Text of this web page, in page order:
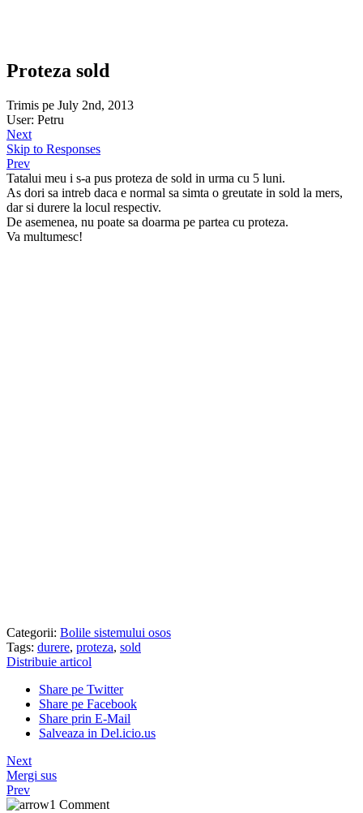
Proteza sold
Trimis pe July 2nd, 2013
User: Petru
Next
Skip to Responses
Prev
Tatalui meu i s-a pus proteza de sold in urma cu 5 luni.
As dori sa intreb daca e normal sa simta o greutate in sold la mers,
dar si durere la locul respectiv.
De asemenea, nu poate sa doarma pe partea cu proteza.
Va multumesc!
Categorii: Bolile sistemului osos
Tags: durere, proteza, sold
Distribuie articol
Share pe Twitter
Share pe Facebook
Share prin E-Mail
Salveaza in Del.icio.us
Next
Mergi sus
Prev
1 Comment